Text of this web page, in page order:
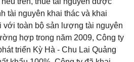
tài nguyên khai thác và khai
với toàn bộ sản lượng tài nguyên
hợp trong năm 2009, Công ty
triển Kỳ Hà - Chu Lai Quảng